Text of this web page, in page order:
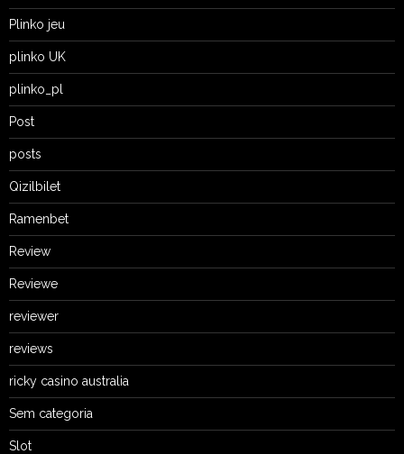
Plinko jeu
plinko UK
plinko_pl
Post
posts
Qizilbilet
Ramenbet
Review
Reviewe
reviewer
reviews
ricky casino australia
Sem categoria
Slot